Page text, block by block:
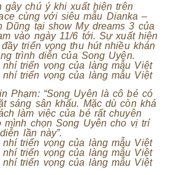
gây chú ý khi xuất hiện trên
cùng với siêu mẫu Dianka –
Dũng tại show My dreams 3 của
vào ngày 11/6 tới. Sự xuất hiện
triển vọng thu hút nhiều khán
trình diễn của Song Uyên.
Phạm: “Song Uyên là cô bé có
sáng sân khấu. Mặc dù còn khá
làm việc của bé rất chuyên
chọn Song Uyên cho vị trí
lần này”.